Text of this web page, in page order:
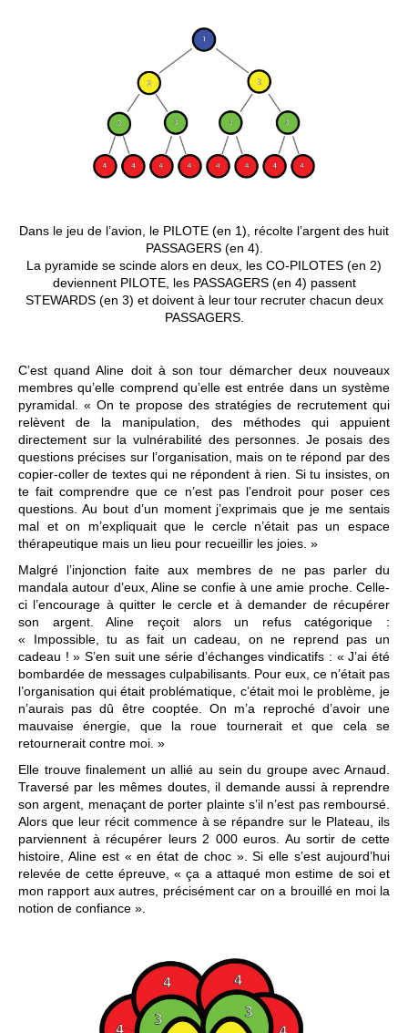
Dans le jeu de l’avion, le PILOTE (en 1), récolte l’argent des huit
PASSAGERS (en 4).
La pyramide se scinde alors en deux, les CO-PILOTES (en 2)
deviennent PILOTE, les PASSAGERS (en 4) passent
STEWARDS (en 3) et doivent à leur tour recruter chacun deux
PASSAGERS.
C’est quand Aline doit à son tour démarcher deux nouveaux
membres qu’elle comprend qu’elle est entrée dans un système
pyramidal. « On te propose des stratégies de recrutement qui
relèvent de la manipulation, des méthodes qui appuient
directement sur la vulnérabilité des personnes. Je posais des
questions précises sur l’organisation, mais on te répond par des
copier-coller de textes qui ne répondent à rien. Si tu insistes, on
te fait comprendre que ce n’est pas l’endroit pour poser ces
questions. Au bout d’un moment j’exprimais que je me sentais
mal et on m’expliquait que le cercle n’était pas un espace
thérapeutique mais un lieu pour recueillir les joies. »
Malgré l’injonction faite aux membres de ne pas parler du
mandala autour d’eux, Aline se confie à une amie proche. Celle-
ci l’encourage à quitter le cercle et à demander de récupérer
son argent. Aline reçoit alors un refus catégorique :
« Impossible, tu as fait un cadeau, on ne reprend pas un
cadeau ! » S’en suit une série d’échanges vindicatifs : « J’ai été
bombardée de messages culpabilisants. Pour eux, ce n’était pas
l’organisation qui était problématique, c’était moi le problème, je
n’aurais pas dû être cooptée. On m’a reproché d’avoir une
mauvaise énergie, que la roue tournerait et que cela se
retournerait contre moi. »
Elle trouve finalement un allié au sein du groupe avec Arnaud.
Traversé par les mêmes doutes, il demande aussi à reprendre
son argent, menaçant de porter plainte s’il n’est pas remboursé.
Alors que leur récit commence à se répandre sur le Plateau, ils
parviennent à récupérer leurs 2 000 euros. Au sortir de cette
histoire, Aline est « en état de choc ». Si elle s’est aujourd’hui
relevée de cette épreuve, « ça a attaqué mon estime de soi et
mon rapport aux autres, précisément car on a brouillé en moi la
notion de confiance ».